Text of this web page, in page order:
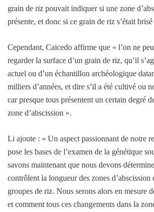
grain de riz pouvait indiquer si une zone
présente, et donc si ce grain de riz s’était
Cependant, Caicedo affirme que « l’on ne
regarder la surface d’un grain de riz, qu’il
actuel ou d’un échantillon archéologique
milliers d’années, et dire s’il a été cultivé ou
car presque tous présentent un certain degré
zone d’abscission ».
Li ajoute : « Un aspect passionnant de notre
pose les bases de l’examen de la génétique
savons maintenant que nous devons
contrôlent la longueur des zones d’abscission
groupes de riz. Nous serons alors en mesure
et comment tous ces changements dans la